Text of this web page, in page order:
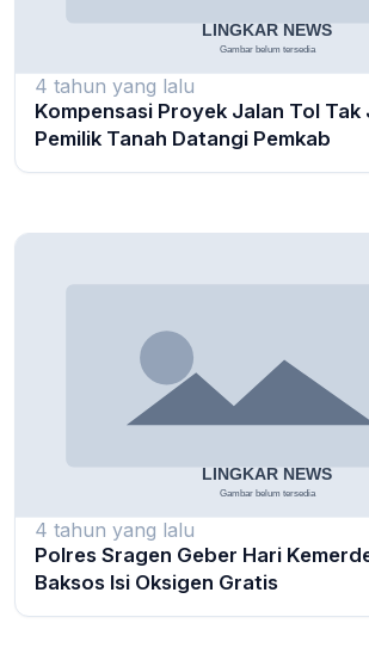
4 tahun yang lalu
Kompensasi Proyek Jalan Tol Tak
Pemilik Tanah Datangi Pemkab
4 tahun yang lalu
Polres Sragen Geber Hari
Baksos Isi Oksigen Gratis